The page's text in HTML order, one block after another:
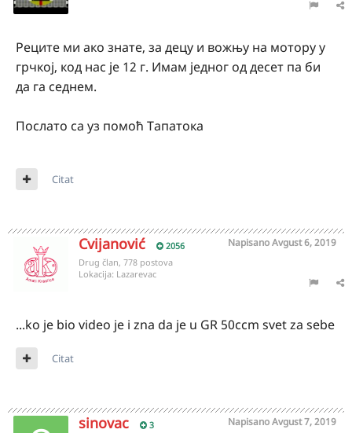
Реците ми ако знате, за децу и вожњу на мотору у
грчкој, код нас је 12 г. Имам једног од десет па би
да га седнем.
Послато са уз помоћ Тапатока
Citat
Cvijanović 2056 NapisanoAvgust 6, 2019
Drug član, 778 postova
Lokacija: Lazarevac
...ko je bio video je i zna da je u GR 50ccm svet za sebe
Citat
sinovac 3 NapisanoAvgust 7, 2019